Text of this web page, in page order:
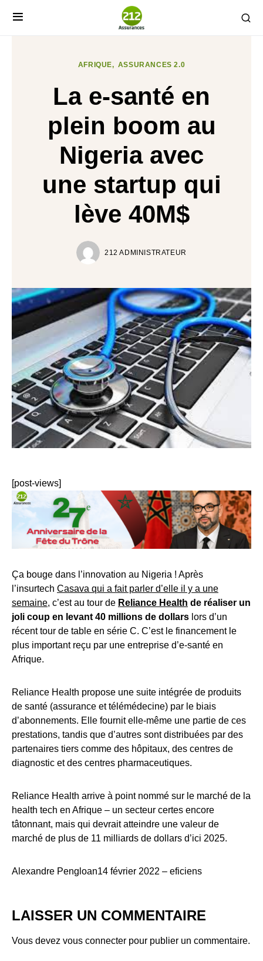
AFRIQUE ASSURANCES 2.0
La e-santé en
plein boom au
Nigeria avec
une startup qui
lève 40M$
212 ADMINISTRATEUR
[post-views]
Ça bouge dans l’innovation au Nigeria ! Après
l’insurtech Casava qui a fait parler d’elle il y a une
semaine, c’est au tour de Reliance Health de réaliser un
joli coup en levant 40 millions de dollars lors d’un
récent tour de table en série C. C’est le financement le
plus important reçu par une entreprise d’e-santé en
Afrique.
Reliance Health propose une suite intégrée de produits
de santé (assurance et télémédecine) par le biais
d’abonnements. Elle fournit elle-même une partie de ces
prestations, tandis que d’autres sont distribuées par des
partenaires tiers comme des hôpitaux, des centres de
diagnostic et des centres pharmaceutiques.
Reliance Health arrive à point nommé sur le marché de la
health tech en Afrique – un secteur certes encore
tâtonnant, mais qui devrait atteindre une valeur de
marché de plus de 11 milliards de dollars d’ici 2025.
Alexandre Pengloan14 février 2022 – eficiens
LAISSER UN COMMENTAIRE
Vous devez vous connecter pour publier un commentaire.